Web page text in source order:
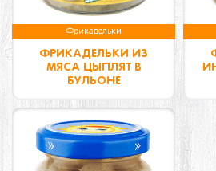
Фрикадельки
ФРИКАДЕЛЬКИ ИЗ
МЯСА ЦЫПЛЯТ В
БУЛЬОНЕ